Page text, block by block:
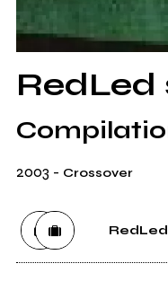
RedLed
2003 - Crossover